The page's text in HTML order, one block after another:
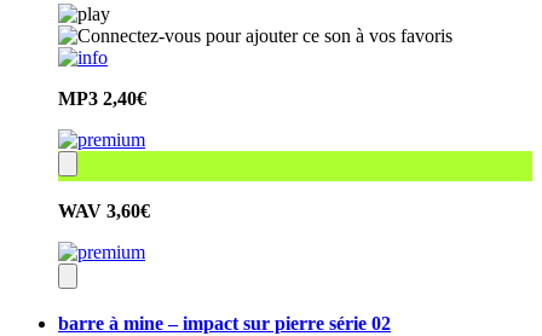
MP3 2,40€
WAV 3,60€
barre à mine – impact sur pierre série 02